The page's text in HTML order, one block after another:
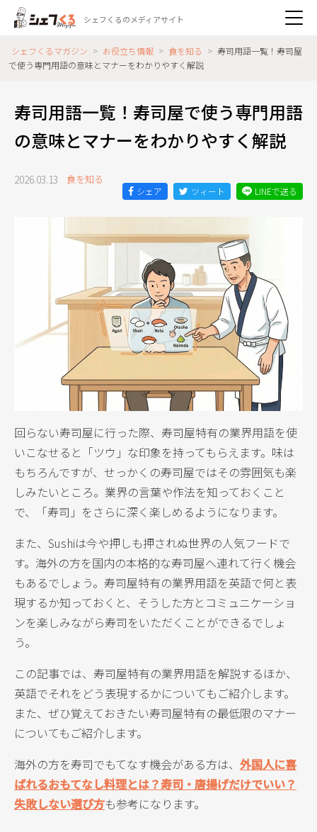
シェフくるのメディアサイト
シェフくるマガジン > お役立ち情報 > 食を知る > 寿司用語一覧！寿司屋
で使う専門用語の意味とマナーをわかりやすく解説
寿司用語一覧！寿司屋で使う専門用語
の意味とマナーをわかりやすく解説
2026.03.13 食を知る
シェア ツィート LINEで送る
回らない寿司屋に行った際、寿司屋特有の業界用語を使
いこなせると「ツウ」な印象を持ってもらえます。味は
もちろんですが、せっかくの寿司屋ではその雰囲気も楽
しみたいところ。業界の言葉や作法を知っておくこと
で、「寿司」をさらに深く楽しめるようになります。
また、Sushiは今や押しも押されぬ世界の人気フードで
す。海外の方を国内の本格的な寿司屋へ連れて行く機会
もあるでしょう。寿司屋特有の業界用語を英語で何と表
現するか知っておくと、そうした方とコミュニケーショ
ンを楽しみながら寿司をいただくことができるでしょ
う。
この記事では、寿司屋特有の業界用語を解説するほか、
英語でそれをどう表現するかについてもご紹介します。
また、ぜひ覚えておきたい寿司屋特有の最低限のマナー
についてもご紹介します。
海外の方を寿司でもてなす機会がある方は、 外国人に喜
ばれるおもてなし料理とは？寿司・唐揚げだけでいい？
失敗しない選び方も参考になります。